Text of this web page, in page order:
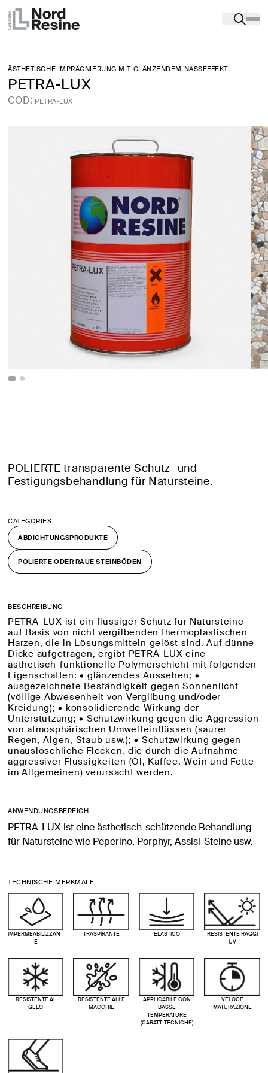
Produkte-Oberflächenschutz und farbe
POLIERTE
ODER RAUE STEINBÖDEN
ÄSTHETISCHE IMPRÄGNIERUNG MIT GLÄNZENDEM NASSEFFEKT
PETRA-LUX
COD: PETRA-LUX
POLIERTE transparente Schutz- und
Festigungsbehandlung für Natursteine.
CATEGORIES:
ABDICHTUNGSPRODUKTE
POLIERTE ODER RAUE STEINBÖDEN
BESCHREIBUNG
PETRA-LUX ist ein flüssiger Schutz für Natursteine
auf Basis von nicht vergilbenden thermoplastischen
Harzen, die in Lösungsmitteln gelöst sind. Auf dünne
Dicke aufgetragen, ergibt PETRA-LUX eine
ästhetisch-funktionelle Polymerschicht mit folgenden
Eigenschaften: • glänzendes Aussehen; •
ausgezeichnete Beständigkeit gegen Sonnenlicht
(völlige Abwesenheit von Vergilbung und/oder
Kreidung); • konsolidierende Wirkung der
Unterstützung; • Schutzwirkung gegen die Aggression
von atmosphärischen Umwelteinflüssen (saurer
Regen, Algen, Staub usw.); • Schutzwirkung gegen
unauslöschliche Flecken, die durch die Aufnahme
aggressiver Flüssigkeiten (Öl, Kaffee, Wein und Fette
im Allgemeinen) verursacht werden.
ANWENDUNGSBEREICH
PETRA-LUX ist eine ästhetisch-schützende Behandlung
für Natursteine wie Peperino, Porphyr, Assisi-Steine usw.
TECHNISCHE MERKMALE
IMPERMEABILIZZANT
E
TRASPIRANTE ELASTICO
RESISTENTE RAGGI
UV
RESISTENTE AL
GELO
RESISTENTE ALLE
MACCHIE
APPLICABILE CON
BASSE
TEMPERATURE
(CARATT. TECNICHE)
VELOCE
MATURAZIONE